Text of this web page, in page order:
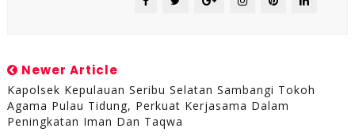
Newer Article
Kapolsek Kepulauan Seribu Selatan Sambangi Tokoh
Agama Pulau Tidung, Perkuat Kerjasama Dalam
Peningkatan Iman Dan Taqwa